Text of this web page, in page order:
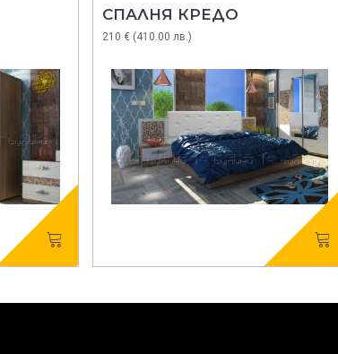
СПАЛНЯ КРЕДО
210 € (410.00 лв.)